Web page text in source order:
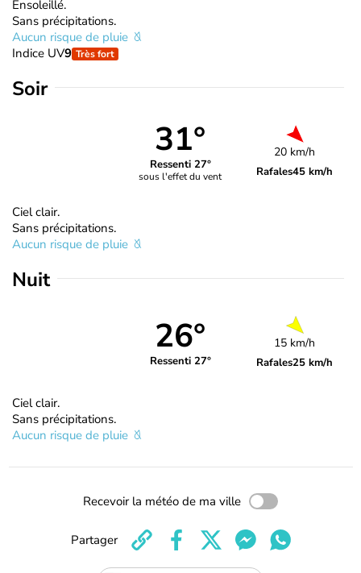
Ensoleillé.
Sans précipitations.
Aucun risque de pluie
Indice UV9 Très fort
Soir
31°
Ressenti 27°
sous l'effet du vent
20 km/h
Rafales45 km/h
Ciel clair.
Sans précipitations.
Aucun risque de pluie
Nuit
26°
Ressenti 27°
15 km/h
Rafales25 km/h
Ciel clair.
Sans précipitations.
Aucun risque de pluie
Recevoir la météo de ma ville
Partager